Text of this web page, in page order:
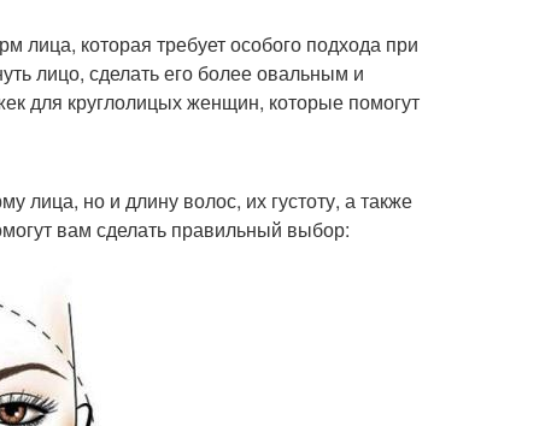
лица, которая требует особого подхода при
лицо, сделать его более овальным и
для круглолицых женщин, которые помогут
лица, но и длину волос, их густоту, а также
вам сделать правильный выбор: